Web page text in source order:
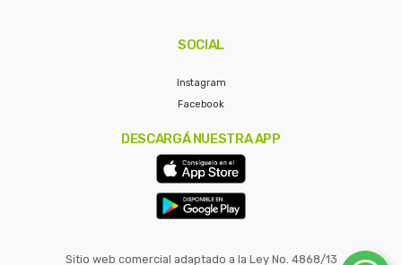
SOCIAL
Instagram
Facebook
DESCARGÁ NUESTRA APP
Sitio web comercial adaptado a la Ley No. 4868/13